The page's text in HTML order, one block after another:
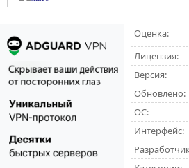
Оценка:
Лицензия:
Версия:
Обновлено:
ОС:
Интерфейс: